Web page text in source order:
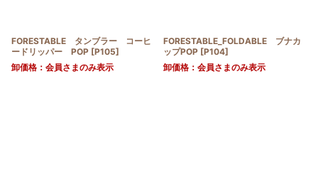
FORESTABLE タンブラー コーヒ
ードリッパー POP [P105]
卸価格：会員さまのみ表示
FORESTABLE_FOLDABLE ブナカ
ップPOP [P104]
卸価格：会員さまのみ表示